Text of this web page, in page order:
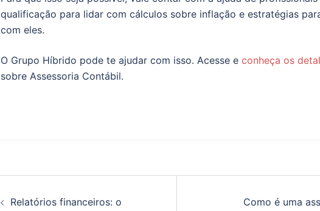
qualificação para lidar com cálculos sobre inflação e estratégias
com eles.
O Grupo Híbrido pode te ajudar com isso. Acesse e conheça os
sobre Assessoria Contábil.
Relatórios financeiros: o Como é uma